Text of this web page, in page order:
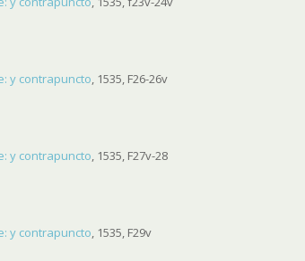
y contrapuncto, 1535, F26-26v
y contrapuncto, 1535, F27v-28
y contrapuncto, 1535, F29v